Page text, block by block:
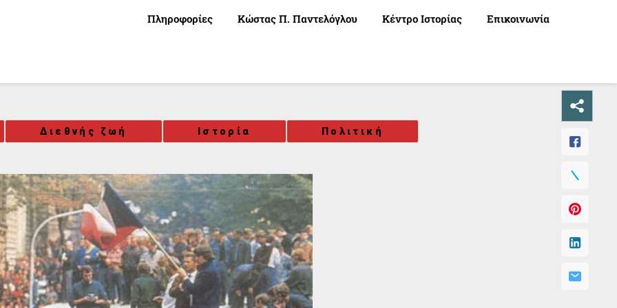
Πληροφορίες Κώστας Π. Παντελόγλου Κέντρο Ιστορίας Επικοινωνία
Διεθνής ζωή Ιστορία Πολιτική